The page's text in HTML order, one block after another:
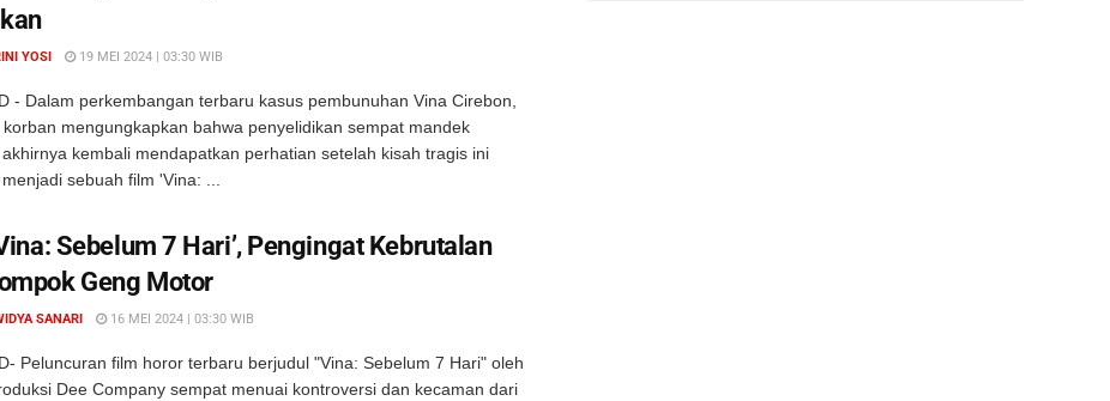
YOSI 19 MEI 2024 | 03:30 WIB
- Dalam perkembangan terbaru kasus pembunuhan Vina Cirebon,
korban mengungkapkan bahwa penyelidikan sempat mandek
kembali mendapatkan perhatian setelah kisah tragis ini
sebuah film 'Vina: ...
Sebelum 7 Hari’, Pengingat Kebrutalan
Geng Motor
SANARI 16 MEI 2024 | 03:30 WIB
Peluncuran film horor terbaru berjudul "Vina: Sebelum 7 Hari" oleh
Dee Company sempat menuai kontroversi dan kecaman dari